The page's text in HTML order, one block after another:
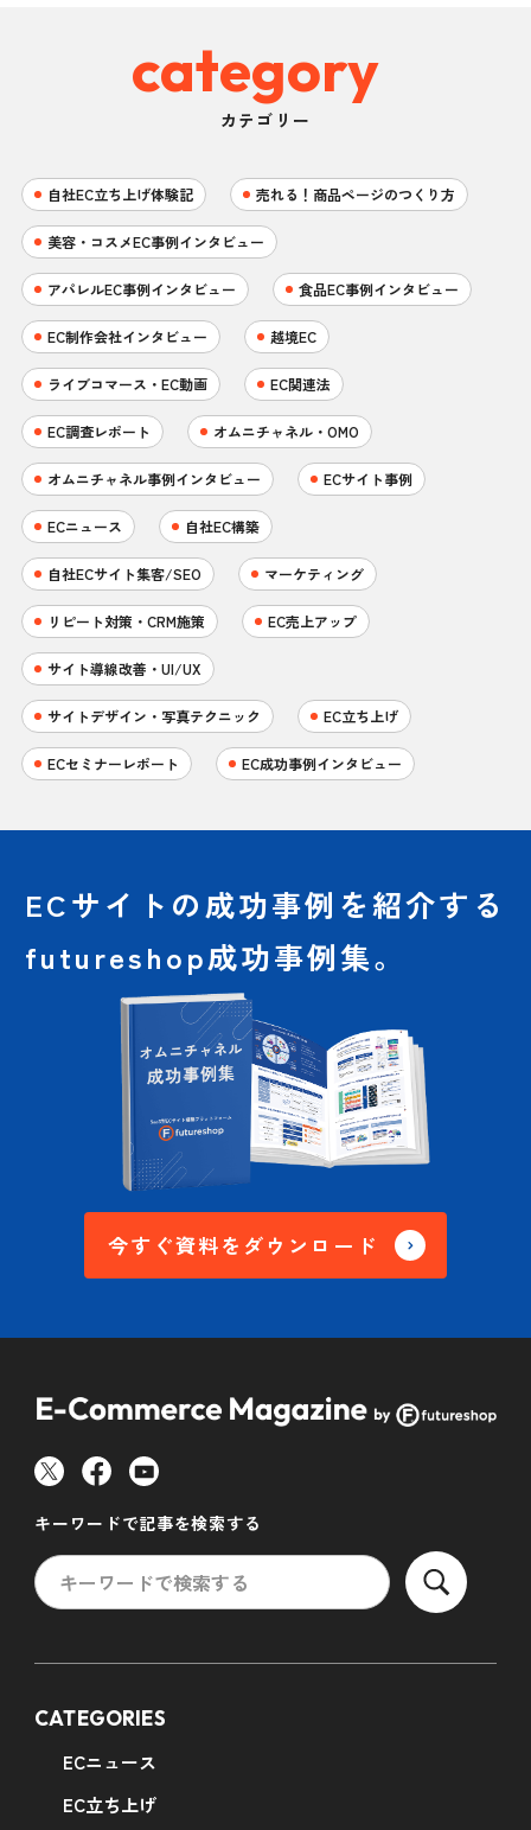
category
カテゴリー
自社EC立ち上げ体験記 売れる！商品ページのつくり方
美容・コスメEC事例インタビュー
アパレルEC事例インタビュー 食品EC事例インタビュー
EC制作会社インタビュー 越境EC
ライブコマース・EC動画 EC関連法
EC調査レポート オムニチャネル・OMO
オムニチャネル事例インタビュー ECサイト事例
ECニュース 自社EC構築
自社ECサイト集客/SEO マーケティング
リピート対策・CRM施策 EC売上アップ
サイト導線改善・UI/UX
サイトデザイン・写真テクニック EC立ち上げ
ECセミナーレポート EC成功事例インタビュー
ECサイトの成功事例を紹介する
futureshop成功事例集。
今すぐ資料をダウンロード
キーワードで記事を検索する
CATEGORIES
ECニュース
EC立ち上げ